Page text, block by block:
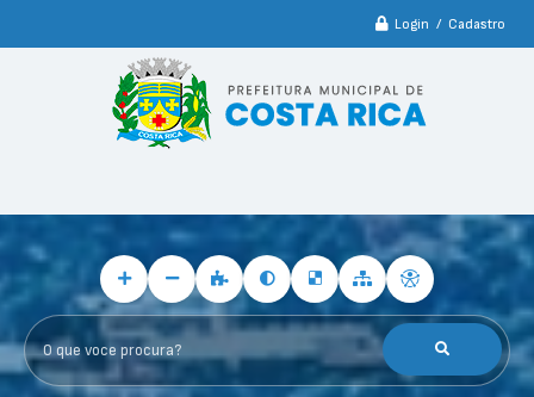
Login / Cadastro
O que voce procura?